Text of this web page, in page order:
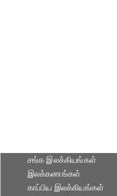
சங்க இலக்கியங்கள்
இலக்கணங்கள்
காப்பிய இலக்கியங்கள்